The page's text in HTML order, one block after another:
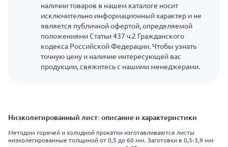
наличии товаров в нашем каталоге носит
исключительно информационный характер и не
является публичной офертой, определяемой
положениями Статьи 437 ч.2 Гражданского
кодекса Российской Федерации. Чтобы узнать
точную цену и наличие интересующей вас
продукции, свяжитесь с нашими менеджерами.
Низколегированный лист: описание и характеристики
Методом горячей и холодной прокатки изготавливаются листы
низколегированные толщиной от 0,5 до 60 мм. Заготовки в 0,5-3,9 мм